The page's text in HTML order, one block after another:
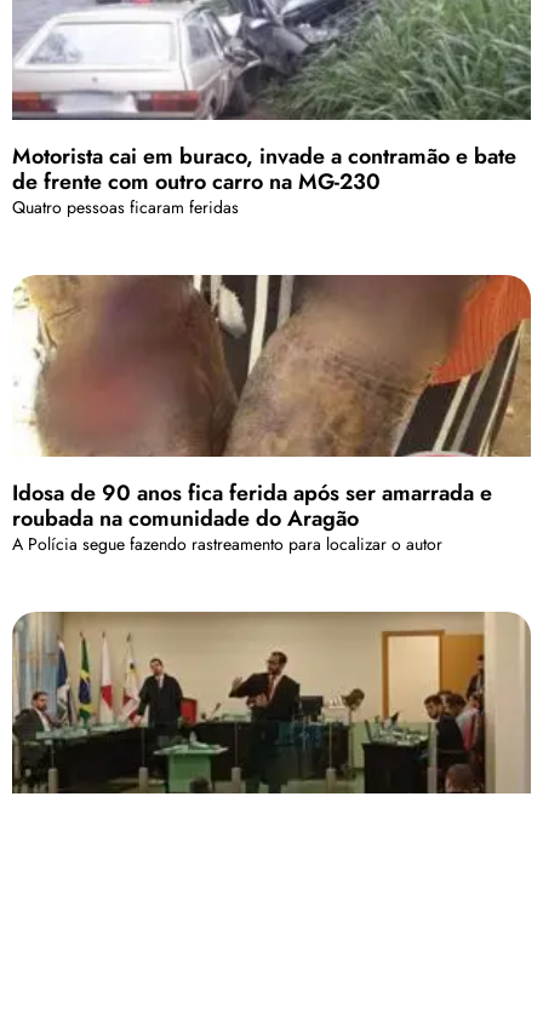
Motorista cai em buraco, invade a contramão e bate
de frente com outro carro na MG-230
Quatro pessoas ficaram feridas
Idosa de 90 anos fica ferida após ser amarrada e
roubada na comunidade do Aragão
A Polícia segue fazendo rastreamento para localizar o autor